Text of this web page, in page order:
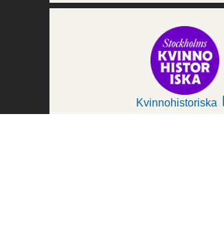
Kvinnohistoriska